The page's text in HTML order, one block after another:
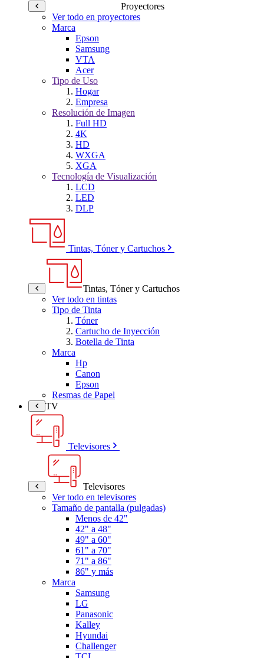
Proyectores
Ver todo en proyectores
Marca
Epson
Samsung
VTA
Acer
Tipo de Uso
Hogar
Empresa
Resolución de Imagen
Full HD
4K
HD
WXGA
XGA
Tecnología de Visualización
LCD
LED
DLP
Tintas, Tóner y Cartuchos
Tintas, Tóner y Cartuchos
Ver todo en tintas
Tipo de Tinta
Tóner
Cartucho de Inyección
Botella de Tinta
Marca
Hp
Canon
Epson
Resmas de Papel
TV
Televisores
Televisores
Ver todo en televisores
Tamaño de pantalla (pulgadas)
Menos de 42"
42" a 48"
49" a 60"
61" a 70"
71" a 86"
86" y más
Marca
Samsung
LG
Panasonic
Kalley
Hyundai
Challenger